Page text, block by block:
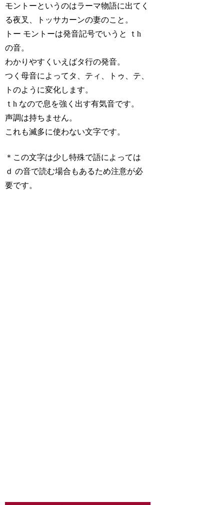
モントーというのはラーマ物語に出てく
る夜叉、トッサカーンの妻のこと。
トー モントーは発音記号でいうと ｔh
の音。
わかりやすくいえばタ行の発音。
つく母音によってタ、ティ、トゥ、テ、
トのように変化します。
ｔh なので息を強く出す有気音です。
声調は持ちません。
これも滅多に使わない文字です。
＊この文字は少し特殊で語によっては
ｄ の音で読む場合もあるため注意が必
要です。